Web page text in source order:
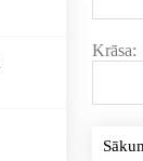
Krāsa: